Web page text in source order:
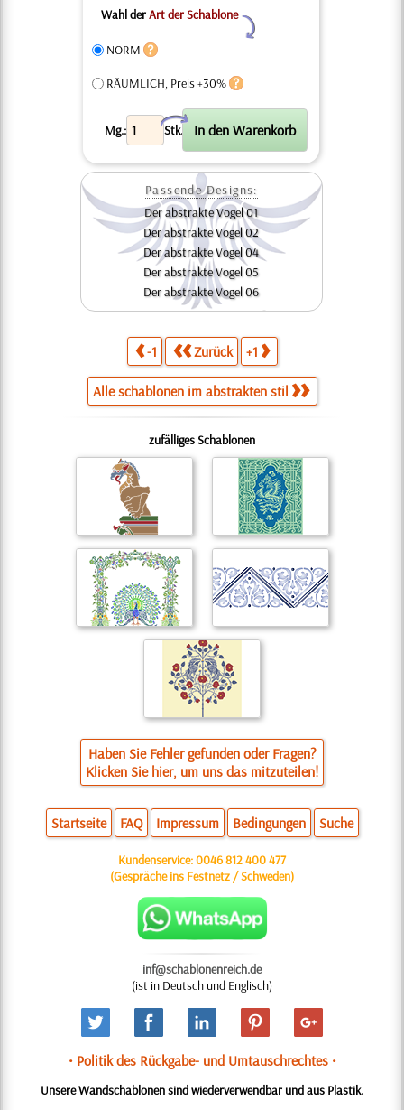
Wahl derArt der Schablone
Y
NORM
RÄUMLICH, Preis +30%
Mg.: Stk.
X
Passende Designs:
Der abstrakte Vogel 01
Der abstrakte Vogel 02
Der abstrakte Vogel 04
Der abstrakte Vogel 05
Der abstrakte Vogel 06
-1 Zurück +1
Alle schablonen im abstrakten stil
zufälliges Schablonen
Haben Sie Fehler gefunden oder Fragen?
Klicken Sie hier, um uns das mitzuteilen!
Startseite FAQ Impressum Bedingungen Suche
Kundenservice:0046 812 400 477
(Gespräche ins Festnetz / Schweden)
inf@schablonenreich.de
(ist in Deutsch und Englisch)
• Politik des Rückgabe- und Umtauschrechtes •
Unsere Wandschablonen sind wiederverwendbar und aus Plastik.